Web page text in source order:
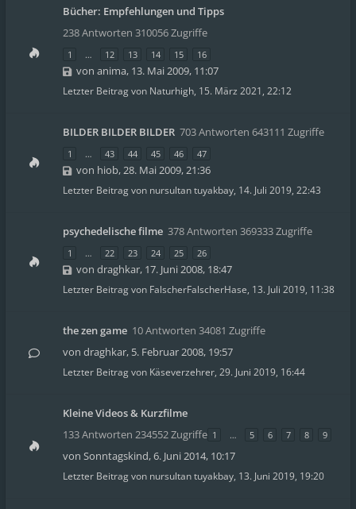
Bücher: Empfehlungen und Tipps
238 Antworten 310056 Zugriffe
1 … 12 13 14 15 16
von anima, 13. Mai 2009, 11:07
Letzter Beitrag von Naturhigh, 15. März 2021, 22:12
BILDER BILDER BILDER 703 Antworten 643111 Zugriffe
1 … 43 44 45 46 47
von hiob,28. Mai 2009, 21:36
Letzter Beitrag von nursultan tuyakbay, 14. Juli 2019, 22:43
psychedelische filme 378 Antworten 369333 Zugriffe
1 … 22 23 24 25 26
von draghkar, 17. Juni 2008, 18:47
Letzter Beitrag von FalscherFalscherHase, 13. Juli 2019, 11:38
the zen game 10 Antworten 34081 Zugriffe
von draghkar, 5. Februar 2008, 19:57
Letzter Beitrag von Käseverzehrer, 29. Juni 2019, 16:44
Kleine Videos & Kurzfilme
133 Antworten 234552 Zugriffe 1 … 5 6 7 8 9
von Sonntagskind,6. Juni 2014, 10:17
Letzter Beitrag von nursultan tuyakbay, 13. Juni 2019, 19:20